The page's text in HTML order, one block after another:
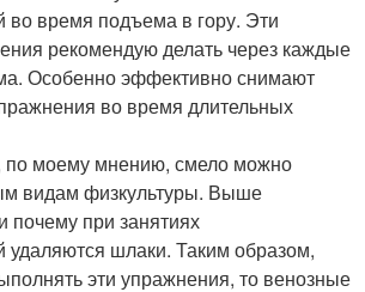
во время подъема в гору. Эти
рекомендую делать через каждые
Особенно эффективно снимают
во время длительных
по моему мнению, смело можно
видам физкультуры. Выше
почему при занятиях
удаляются шлаки. Таким образом,
эти упражнения, то венозные